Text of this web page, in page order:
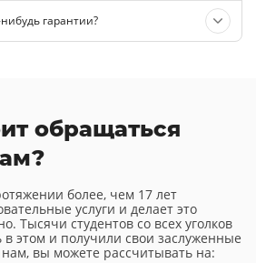
гарантии?
обращаться
более, чем 17 лет
услуги и делает это
Тысячи студентов со всех уголков
в этом и получили свои заслуженные
вы можете рассчитывать на: